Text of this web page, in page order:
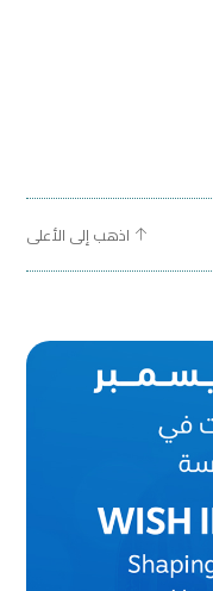
اذهب إلى الأعلى